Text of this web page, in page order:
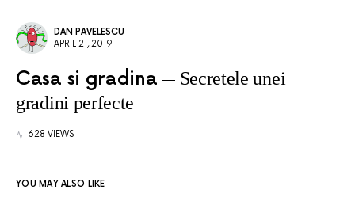
DAN PAVELESCU
APRIL 21, 2019
Casa si gradina
Secretele unei
gradini perfecte
628 VIEWS
YOU MAY ALSO LIKE